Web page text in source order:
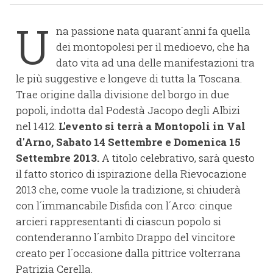
U na passione nata quarant´anni fa quella
dei montopolesi per il medioevo, che ha
dato vita ad una delle manifestazioni tra
le più suggestive e longeve di tutta la Toscana.
Trae origine dalla divisione del borgo in due
popoli, indotta dal Podestà Jacopo degli Albizi
nel 1412. L'evento si terrà a Montopoli in Val
d'Arno, Sabato 14 Settembre e Domenica 15
Settembre 2013.A titolo celebrativo, sarà questo
il fatto storico di ispirazione della Rievocazione
2013 che, come vuole la tradizione, si chiuderà
con l´immancabile Disfida con l´Arco: cinque
arcieri rappresentanti di ciascun popolo si
contenderanno l´ambito Drappo del vincitore
creato per l´occasione dalla pittrice volterrana
Patrizia Cerella.